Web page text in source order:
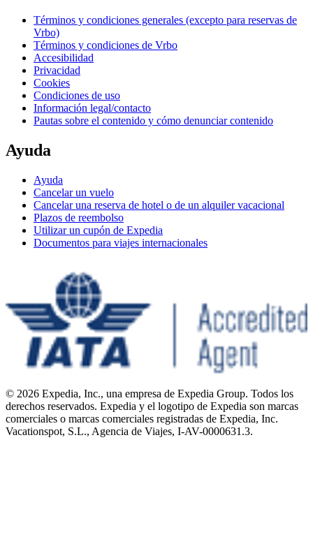
Términos y condiciones generales (excepto para reservas de
Vrbo)
Términos y condiciones de Vrbo
Accesibilidad
Privacidad
Cookies
Condiciones de uso
Información legal/contacto
Pautas sobre el contenido y cómo denunciar contenido
Ayuda
Ayuda
Cancelar un vuelo
Cancelar una reserva de hotel o de un alquiler vacacional
Plazos de reembolso
Utilizar un cupón de Expedia
Documentos para viajes internacionales
© 2026 Expedia, Inc., una empresa de Expedia Group. Todos los
derechos reservados. Expedia y el logotipo de Expedia son marcas
comerciales o marcas comerciales registradas de Expedia, Inc.
Vacationspot, S.L., Agencia de Viajes, I-AV-0000631.3.